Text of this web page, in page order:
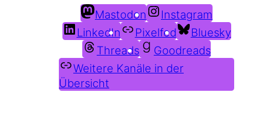
Mastodon
Instagram
LinkedIn
Pixelfed
Bluesky
Threads
Goodreads
Weitere Kanäle in der
Übersicht